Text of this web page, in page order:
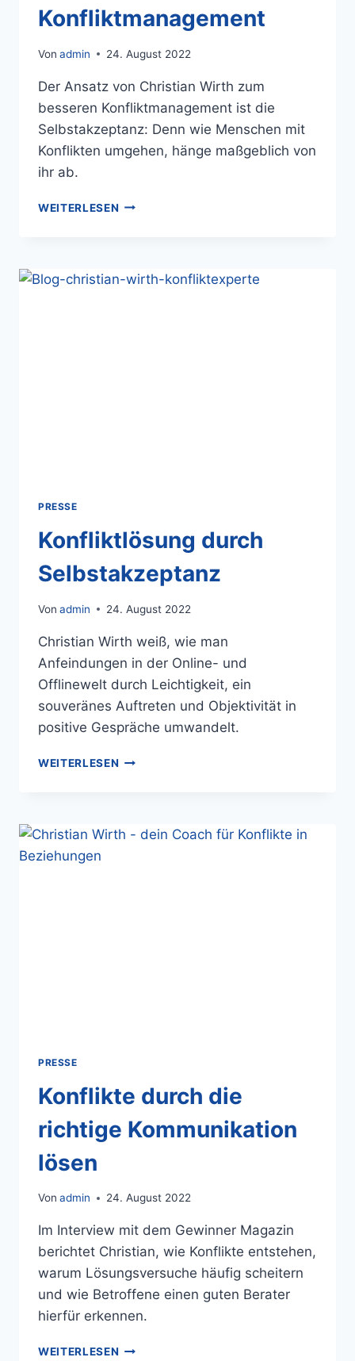
Konfliktmanagement
Von admin 24. August 2022
Der Ansatz von Christian Wirth zum
besseren Konfliktmanagement ist die
Selbstakzeptanz: Denn wie Menschen mit
Konflikten umgehen, hänge maßgeblich von
ihr ab.
WEITERLESEN
PRESSE
Konfliktlösung durch
Selbstakzeptanz
Von admin 24. August 2022
Christian Wirth weiß, wie man
Anfeindungen in der Online- und
Offlinewelt durch Leichtigkeit, ein
souveränes Auftreten und Objektivität in
positive Gespräche umwandelt.
WEITERLESEN
PRESSE
Konflikte durch die
richtige Kommunikation
lösen
Von admin 24. August 2022
Im Interview mit dem Gewinner Magazin
berichtet Christian, wie Konflikte entstehen,
warum Lösungsversuche häufig scheitern
und wie Betroffene einen guten Berater
hierfür erkennen.
WEITERLESEN